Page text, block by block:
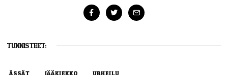
TUNNISTEET: